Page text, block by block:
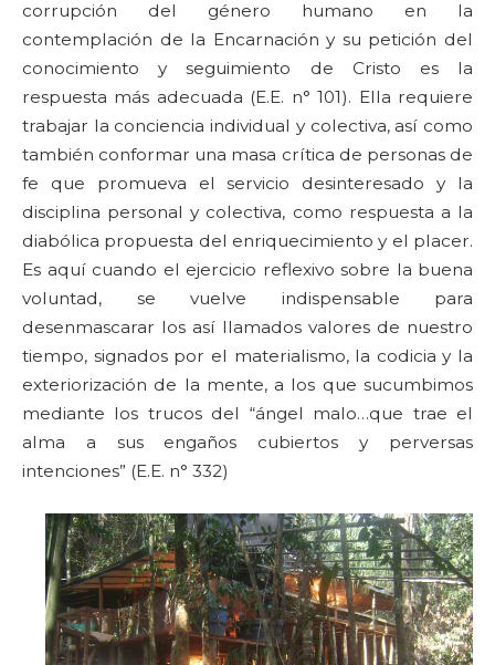
corrupción del género humano en la
contemplación de la Encarnación y su petición del
conocimiento y seguimiento de Cristo es la
respuesta más adecuada (E.E. n° 101). Ella requiere
trabajar la conciencia individual y colectiva, así como
también conformar una masa crítica de personas de
fe que promueva el servicio desinteresado y la
disciplina personal y colectiva, como respuesta a la
diabólica propuesta del enriquecimiento y el placer.
Es aquí cuando el ejercicio reflexivo sobre la buena
voluntad, se vuelve indispensable para
desenmascarar los así llamados valores de nuestro
tiempo, signados por el materialismo, la codicia y la
exteriorización de la mente, a los que sucumbimos
mediante los trucos del “ángel malo…que trae el
alma a sus engaños cubiertos y perversas
intenciones” (E.E. n° 332)